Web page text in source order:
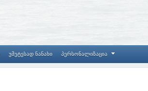
უმეტესად ნანახი პერსონალიზაცია